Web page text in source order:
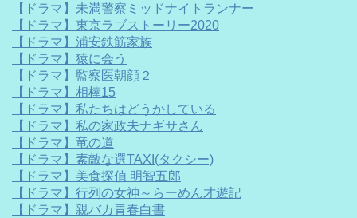
【ドラマ】未満警察ミッドナイトランナー
【ドラマ】東京ラブストーリー2020
【ドラマ】浦安鉄筋家族
【ドラマ】猿に会う
【ドラマ】監察医朝顔２
【ドラマ】相棒15
【ドラマ】私たちはどうかしている
【ドラマ】私の家政夫ナギサさん
【ドラマ】竜の道
【ドラマ】素敵な選TAXI(タクシー)
【ドラマ】美食探偵 明智五郎
【ドラマ】行列の女神～らーめん才遊記
【ドラマ】親バカ青春白書